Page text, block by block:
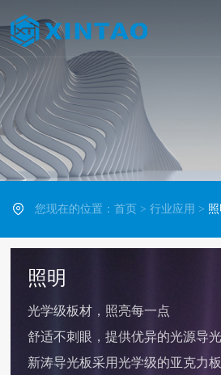
您现在的位置：首页 >行业应用 > 照
照明
光学级板材，照亮每一点
舒适不刺眼，提供优异的光源导
新涛导光板采用光学级的亚克力